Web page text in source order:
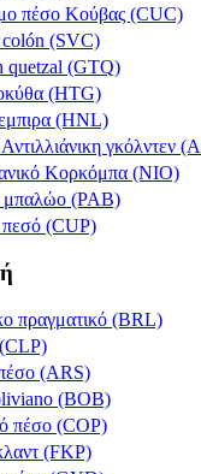
πέσο Κούβας (CUC)
colón (SVC)
quetzal (GTQ)
(HTG)
(HNL)
γκόλντεν
Κορκόμπα (NIO)
μπαλώο (PAB)
(CUP)
πραγματικό (BRL)
(ARS)
(BOB)
πέσο (COP)
(FKP)